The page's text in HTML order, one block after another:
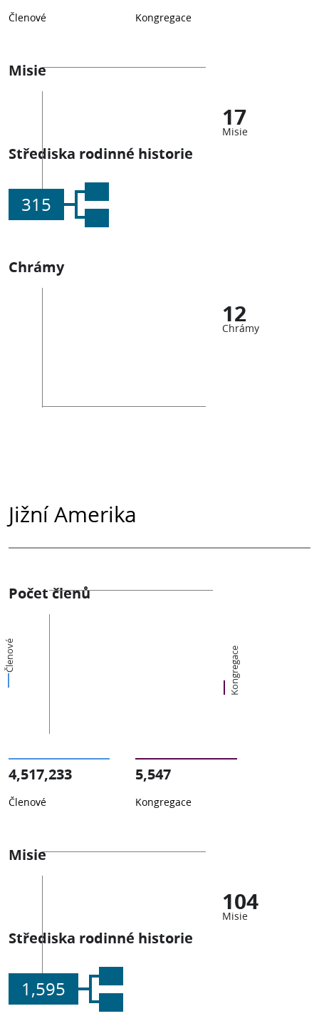
Členové Kongregace
Misie
17
Misie
Střediska rodinné historie
315
Chrámy
12
Chrámy
Jižní Amerika
Počet členů
Členové Kongregace
4,517,233
Členové
5,547
Kongregace
Misie
104
Misie
Střediska rodinné historie
1,595